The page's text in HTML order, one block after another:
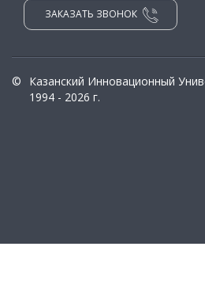
ЗАКАЗАТЬ ЗВОНОК
©
Казанский Инновационный
1994 - 2026 г.